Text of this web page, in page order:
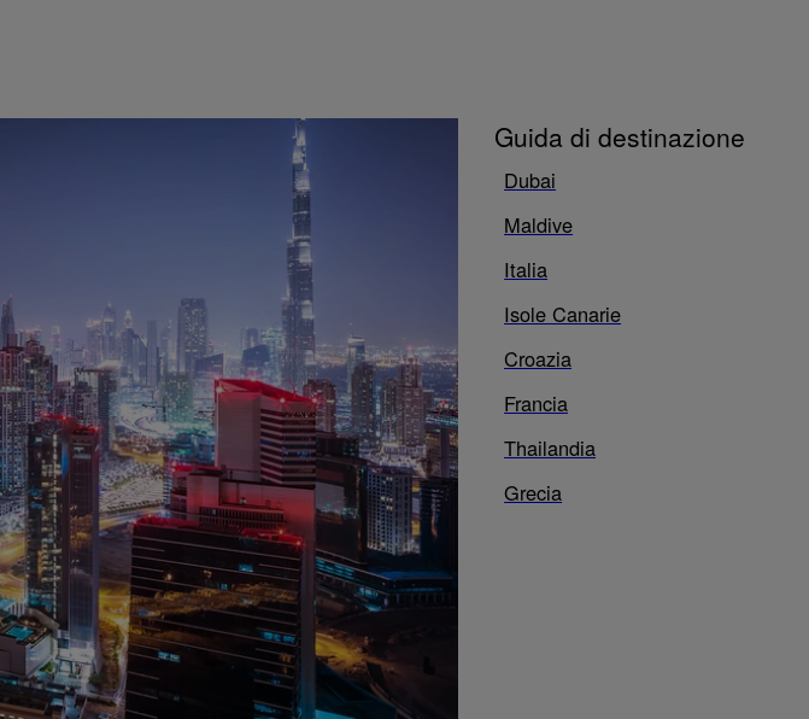
Guida di destinazione
Dubai
Maldive
Italia
Isole Canarie
Croazia
Francia
Thailandia
Grecia